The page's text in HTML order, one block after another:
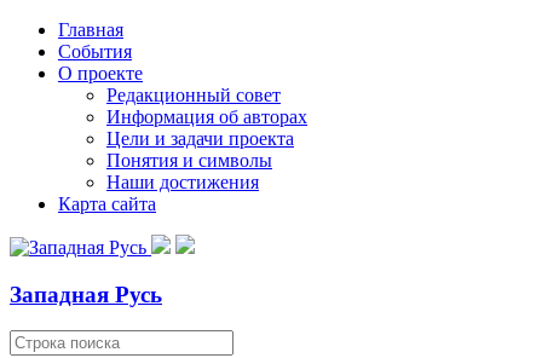
Главная
События
О проекте
Редакционный совет
Информация об авторах
Цели и задачи проекта
Понятия и символы
Наши достижения
Карта сайта
Западная Русь